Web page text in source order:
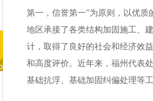
第一，信誉第一”为原则，以优质
地区承接了各类结构加固施工、
计，取得了良好的社会和经济效
和高度评价。近年来，福州代表
基础抗浮、基础加固纠偏处理等